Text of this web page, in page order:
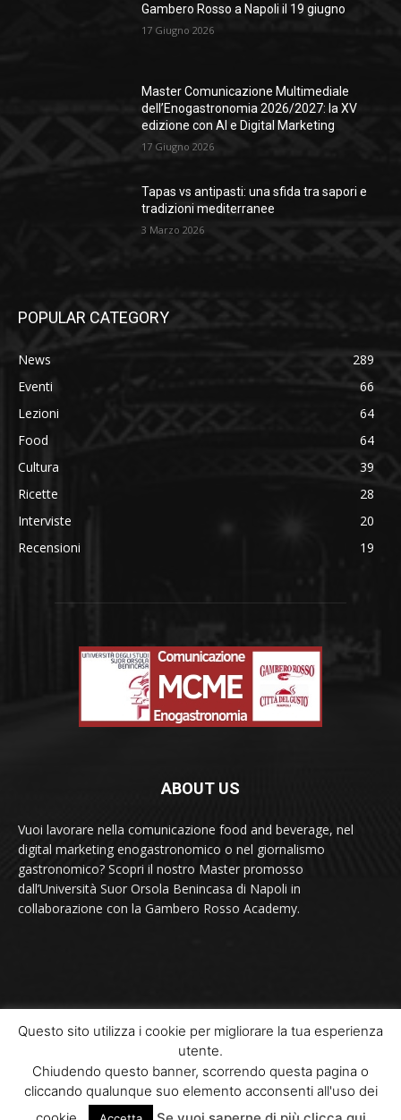
Gambero Rosso a Napoli il 19 giugno
17 Giugno 2026
Master Comunicazione Multimediale
dell’Enogastronomia 2026/2027: la XV
edizione con AI e Digital Marketing
17 Giugno 2026
Tapas vs antipasti: una sfida tra sapori e
tradizioni mediterranee
3 Marzo 2026
POPULAR CATEGORY
News
289
Eventi
66
Lezioni
64
Food
64
Cultura
39
Ricette
28
Interviste
20
Recensioni
19
ABOUT US
Vuoi lavorare nella comunicazione food and beverage, nel
digital marketing enogastronomico o nel giornalismo
gastronomico? Scopri il nostro Master promosso
dall’Università Suor Orsola Benincasa di Napoli in
collaborazione con la Gambero Rosso Academy.
© Newspaper WordPress Theme by TagDiv
Il Master Moduli didattici
Questo sito utilizza i cookie per migliorare la tua esperienza
utente.
Chiudendo questo banner, scorrendo questa pagina o
cliccando qualunque suo elemento acconsenti all'uso dei